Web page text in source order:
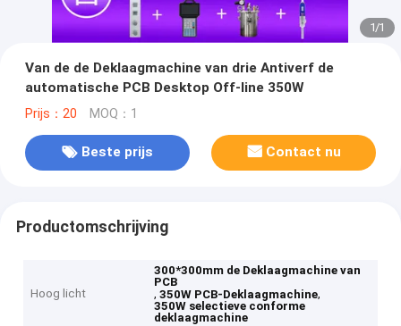
1/1
Van de de Deklaagmachine van drie Antiverf de
automatische PCB Desktop Off-line 350W
Prijs：20 MOQ：1
Beste prijs Contact nu
Productomschrijving
Hoog licht
300*300mm de Deklaagmachine van
PCB
,350W PCB-Deklaagmachine,
350W selectieve conforme
deklaagmachine